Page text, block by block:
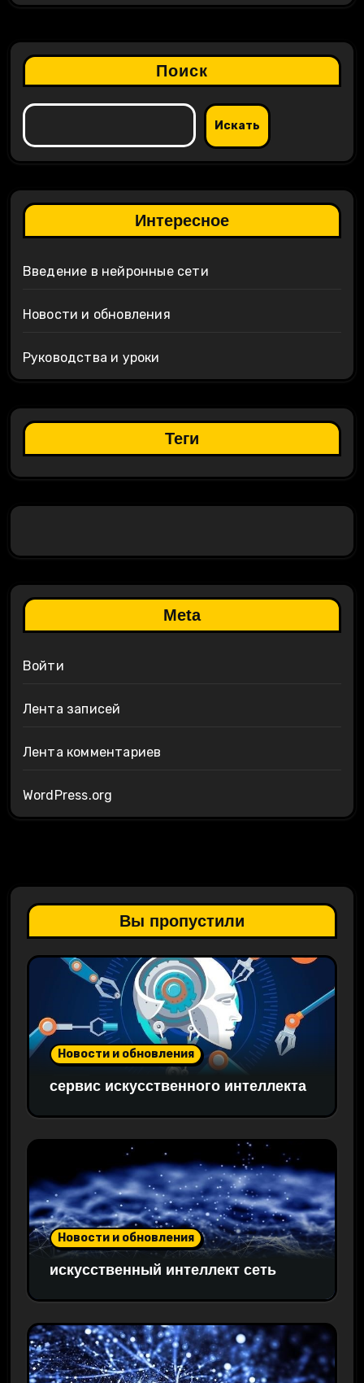
Поиск
Искать
Интересное
Введение в нейронные сети
Новости и обновления
Руководства и уроки
Теги
Meta
Войти
Лента записей
Лента комментариев
WordPress.org
Вы пропустили
Новости и обновления
сервис искусственного интеллекта
Новости и обновления
искусственный интеллект сеть